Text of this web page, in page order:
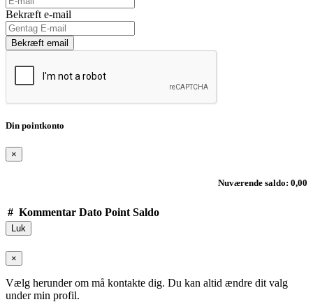
Bekræft e-mail
Bekræft email
Din pointkonto
×
Nuværende saldo: 0,00
# Kommentar Dato Point Saldo
Luk
×
Vælg herunder om må kontakte dig. Du kan altid ændre dit valg
under min profil.